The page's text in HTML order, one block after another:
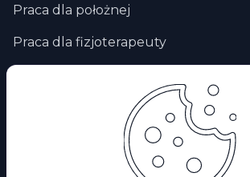
Praca dla położnej
Praca dla fizjoterapeuty
Praca dla ratownika medycznego